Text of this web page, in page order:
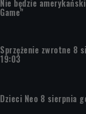
Nie będzie
Game"
Sprzężenie zwrotne 8
19:03
Dzieci Neo 8 sierpnia